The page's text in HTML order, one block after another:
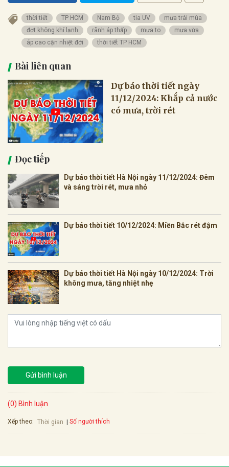
thời tiết TP HCM Nam Bộ tia UV
mưa trái mùa
đợt không khí lạnh
rãnh áp thấp mưa to
mưa vừa
áp cao cận nhiệt đới
thời tiết TP HCM
Bài liên quan
Dự báo thời tiết ngày
11/12/2024: Khắp cả nước
có mưa, trời rét
Đọc tiếp
Dự báo thời tiết Hà Nội ngày 11/12/2024: Đêm
và sáng trời rét, mưa nhỏ
Dự báo thời tiết 10/12/2024: Miền Bắc rét đậm
Dự báo thời tiết Hà Nội ngày 10/12/2024: Trời
không mưa, tăng nhiệt nhẹ
Gửi bình luận
(0) Bình luận
Xếp theo: Thời gian Số người thích